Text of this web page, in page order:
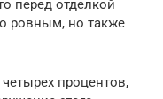
перед отделкой
ровным, но также
процентов,